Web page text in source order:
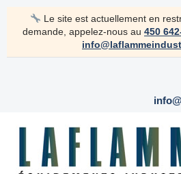
Le site est actuellement en
demande, appelez-nous au 450